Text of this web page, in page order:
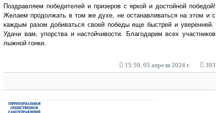
Поздравляем победителей и призеров с яркой и достойной победой!
Желаем продолжать в том же духе, не останавливаться на этом и с
каждым разом добиваться своей победы еще быстрей и уверенней.
Удачи вам, упорства и настойчивости. Благодарим всех участников
лыжной гонки.
15:59, 05 апреля 2024 г. 393